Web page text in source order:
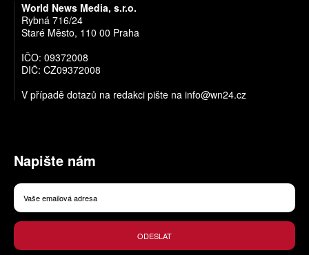
World News Media, s.r.o.
Rybná 716/24
Staré Město, 110 00 Praha
IČO: 09372008
DIČ: CZ09372008
V případě dotazů na redakci pište na info@wn24.cz
Napište nám
ODESLAT